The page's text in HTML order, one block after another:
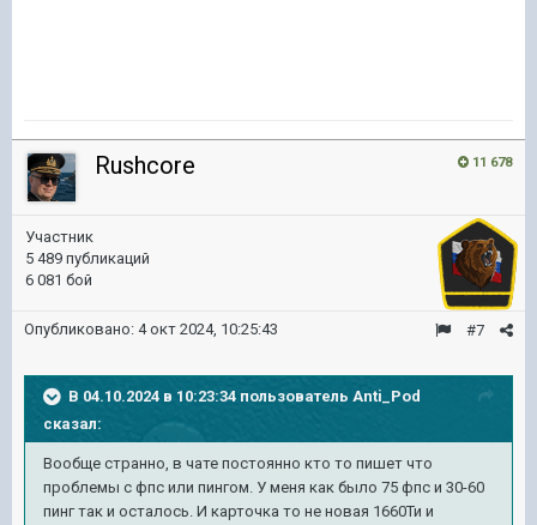
11 678
Rushcore
Участник
5 489 публикаций
6 081 бой
#7
Опубликовано: 4 окт 2024, 10:25:43
В 04.10.2024 в 10:23:34 пользователь Anti_Pod
сказал:
Вообще странно, в чате постоянно кто то пишет что
проблемы с фпс или пингом. У меня как было 75 фпс и 30-60
пинг так и осталось. И карточка то не новая 1660Ти и